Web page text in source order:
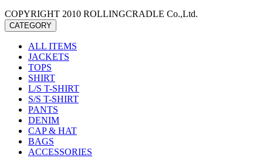
COPYRIGHT 2010 ROLLINGCRADLE Co.,Ltd.
CATEGORY
ALL ITEMS
JACKETS
TOPS
SHIRT
L/S T-SHIRT
S/S T-SHIRT
PANTS
DENIM
CAP & HAT
BAGS
ACCESSORIES